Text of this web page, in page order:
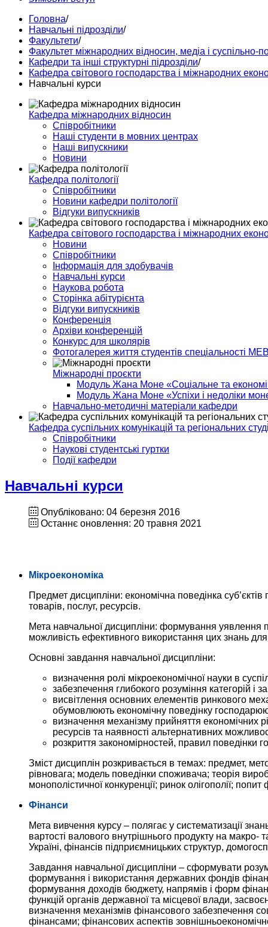
Головна/
Навчальні підрозділи/
Факультети/
Факультет міжнародних відносин, медіа і суспільно-
Кафедри та інші структурні підрозділи/
Кафедра світового господарства і міжнародних
Навчальні курси
Кафедра міжнародних відносин
Співробітники
Наші студенти в мовних центрах
Наші випускники
Новини
Кафедра політології
Співробітники
Новини кафедри політології
Відгуки випускників
Кафедра світового господарства і міжнародних
Новини
Співробітники
Інформація для здобувачів
Навчальні курси
Наукова робота
Сторінка абітурієнта
Відгуки випускників
Конференція
Архіви конференцій
Конкурс для школярів
Фотогалерея життя студентів спеціальності
Міжнародні проєкти
Модуль Жана Моне «Соціальне та
Модуль Жана Моне «Успіхи і недоліки
Навчально-методичні матеріали кафедри
Кафедра суспільних комунікацій та регіональних
Співробітники
Наукові студентські гуртки
Події кафедри
Навчальні курси
Опубліковано: 04 березня 2016
Останнє оновлення: 20 травня 2021
Мікроекономіка
Предмет дисципліни: економічна поведінка
товарів, послуг, ресурсів.
Мета навчальної дисципліни: формування уявлення
можливість ефективного використання цих знань
Основні завдання навчальної дисципліни:
визначення ролі мікроекономічної науки в
забезпечення глибокого розуміння категорій і
висвітлення основних елементів ринкового
обумовлюють економічну поведінку
визначення механізму прийняття економічних
ресурсів та наявності альтернативних
розкриття закономірностей, правил поведінки
Зміст дисциплін розкривається в темах: предмет,
рівновага; модель поведінки споживача; теорія
монополістичної конкуренції; ринок олігополії;
Фінанси
Мета вивчення курсу – полягає у систематизації
вартості валового внутрішнього продукту на макро-
Україні, фінансів підприємницьких структур,
Завдання навчальної дисципліни – сформувати
формування і використання державних фондів
формування доходів бюджету, напрямів і форм
функцій органів державної та місцевої влади,
визначення механізмів фінансового забезпечення
фінансами; фінансових аспектів